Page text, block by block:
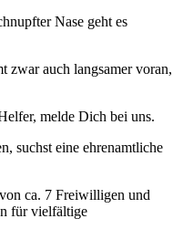
Nase geht es
zwar auch langsamer voran,
melde Dich bei uns.
suchst eine ehrenamtliche
ca. 7 Freiwilligen und
für vielfältige